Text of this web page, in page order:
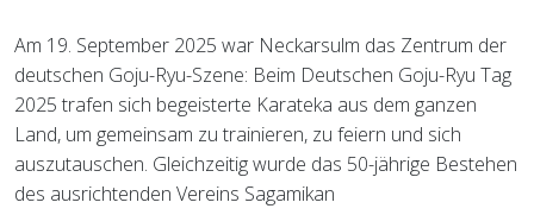
Am 19. September 2025 war Neckarsulm das Zentrum der
deutschen Goju-Ryu-Szene: Beim Deutschen Goju-Ryu Tag
2025 trafen sich begeisterte Karateka aus dem ganzen
Land, um gemeinsam zu trainieren, zu feiern und sich
auszutauschen. Gleichzeitig wurde das 50-jährige Bestehen
des ausrichtenden Vereins Sagamikan